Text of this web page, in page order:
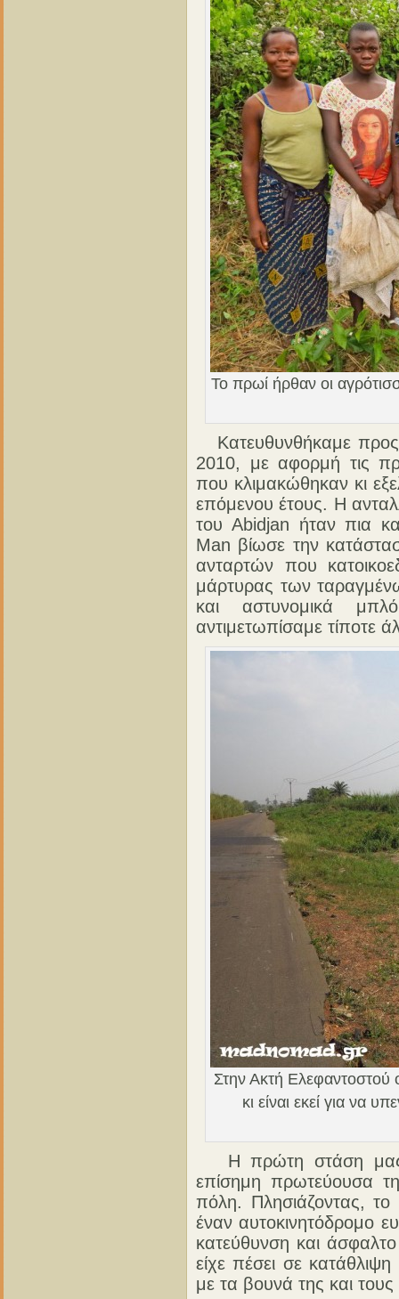
Το πρωί ήρθαν οι
Κατευθυνθήκαμε
2010, με αφορμή τις
που κλιμακώθηκαν κι
επόμενου έτους. Η
του Abidjan ήταν πια
Man βίωσε την
ανταρτών που
μάρτυρας των
και αστυνομικά
αντιμετωπίσαμε τίποτε
Στην Ακτή Ελεφαντοστού
κι είναι εκεί για να
Η πρώτη στάση μας
επίσημη πρωτεύουσα
πόλη. Πλησιάζοντας, το
έναν αυτοκινητόδρομο
κατεύθυνση και
είχε πέσει σε
με τα βουνά της και